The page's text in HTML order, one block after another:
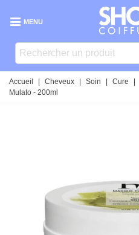
MENU
Accueil Cheveux Soin Cure
Mulato - 200ml